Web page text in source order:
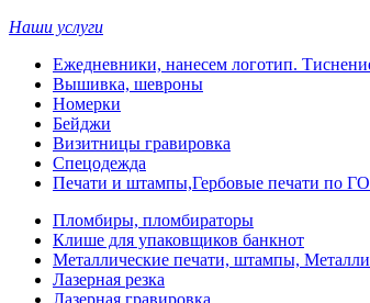
Наши услуги
Ежедневники, нанесем логотип.
Вышивка, шевроны
Номерки
Бейджи
Визитницы гравировка
Спецодежда
Печати и штампы,Гербовые печати по
Пломбиры, пломбираторы
Клише для упаковщиков банкнот
Металлические печати, штампы,
Лазерная резка
Лазерная гравировка